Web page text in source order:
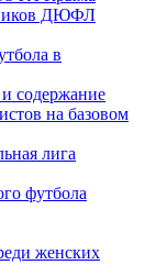
ДЮФЛ
в
содержание
на базовом
лига
футбола
женских